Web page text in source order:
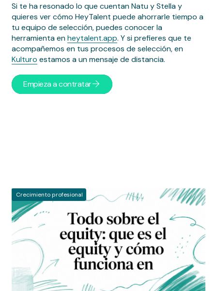
Si te ha resonado lo que cuentan Natu y Stella y
quieres ver cómo HeyTalent puede ahorrarle tiempo a
tu equipo de selección, puedes conocer la
herramienta enheytalent.app. Y si prefieres que te
acompañemos en tus procesos de selección, en
Kulturo estamos a un mensaje de distancia.
Empieza a contratar
Artículos
relacionados
Crecimiento profesional